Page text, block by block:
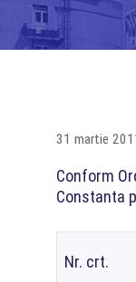
31 martie
Conform
Constanta
Nr. crt.